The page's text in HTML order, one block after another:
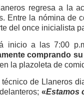
regresa a la
Entre la nómina de
del once inicialista
inicio a las 7:00
comprando
la plazoleta de
técnico de Llaneros
«Estamos